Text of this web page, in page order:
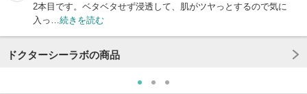
2本目です。ベタベタせず浸透して、肌がツヤっとするので気に
入っ… 続きを読む
ドクターシーラボの商品